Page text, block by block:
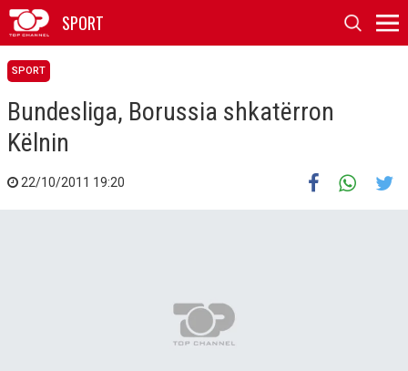
SPORT
SPORT
Bundesliga, Borussia shkatërron
Këlnin
22/10/2011 19:20